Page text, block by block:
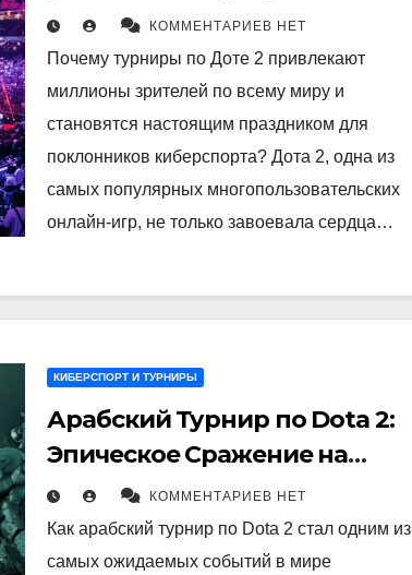
КОММЕНТАРИЕВ НЕТ
Почему турниры по Доте 2 привлекают
миллионы зрителей по всему миру и
становятся настоящим праздником для
поклонников киберспорта? Дота 2, одна из
самых популярных многопользовательских
онлайн-игр, не только завоевала сердца…
КИБЕРСПОРТ И ТУРНИРЫ
Арабский Турнир по Dota 2:
Эпическое Сражение на
Ближнем Востоке!
КОММЕНТАРИЕВ НЕТ
Как арабский турнир по Dota 2 стал одним из
самых ожидаемых событий в мире